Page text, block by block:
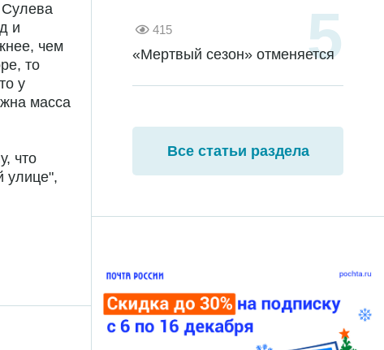
Сулева
и
чем
то
у
масса
что
улице",
415
«Мертвый сезон» отменяется
Все статьи раздела